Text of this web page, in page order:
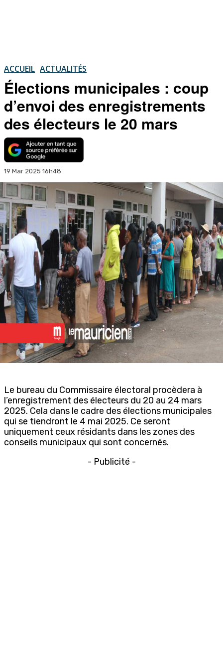
ACCUEIL ACTUALITÉS
Élections municipales : coup
d’envoi des enregistrements
des électeurs le 20 mars
19 Mar 2025 16h48
Le bureau du Commissaire électoral procèdera à
l’enregistrement des électeurs du 20 au 24 mars
2025. Cela dans le cadre des élections municipales
qui se tiendront le 4 mai 2025. Ce seront
uniquement ceux résidants dans les zones des
conseils municipaux qui sont concernés.
- Publicité -